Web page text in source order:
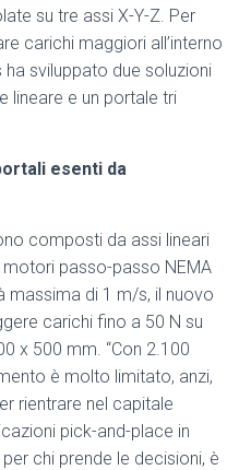
su tre assi X-Y-Z. Per
carichi maggiori all’interno
sviluppato due soluzioni
lineare e un portale tri
esenti da
composti da assi lineari
passo-passo NEMA
massima di 1 m/s, il nuovo
carichi fino a 50 N su
x 500 mm. “Con 2.100
è molto limitato, anzi,
rientrare nel capitale
pick-and-place in
chi prende le decisioni, è